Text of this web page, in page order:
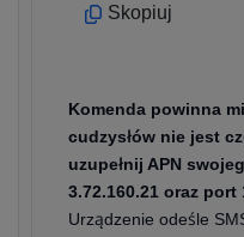
Skopiuj
Komenda powinna
cudzysłów nie jest
uzupełnij APN
3.72.160.21 oraz port
Urządzenie odeśle